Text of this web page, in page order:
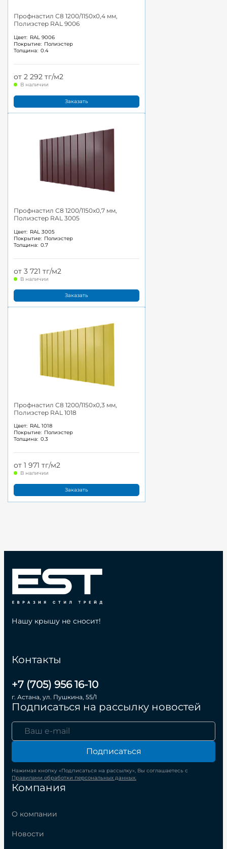
Профнастил С8 1200/1150x0,4 мм,
Полиэстер RAL 9006
Цвет: RAL 9006
Покрытие: Полиэстер
Толщина: 0.4
от 2 292 тг/м2
В наличии
Заказать
Профнастил С8 1200/1150x0,7 мм,
Полиэстер RAL 3005
Цвет: RAL 3005
Покрытие: Полиэстер
Толщина: 0.7
от 3 721 тг/м2
В наличии
Заказать
Профнастил С8 1200/1150x0,3 мм,
Полиэстер RAL 1018
Цвет: RAL 1018
Покрытие: Полиэстер
Толщина: 0.3
от 1 971 тг/м2
В наличии
Заказать
Компания
О компании
Новости
Контакты
+7 (705) 956 16-10
г. Астана, ул. Пушкина, 55/1
Подписаться на рассылку новостей
Подписаться
Нажимая кнопку «Подписаться на рассылку», Вы соглашаетесь с
Правилами обработки персональных данных.
Нашу крышу не сносит!